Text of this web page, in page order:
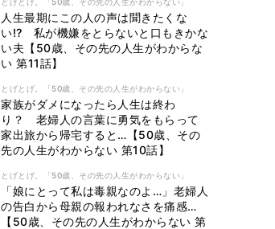
人生最期にこの人の声は聞きたくな
い⁉ 私が機嫌をとらないと口もきかな
い夫【50歳、その先の人生がわからな
い 第11話】
とげとげ。「50歳、その先の人生がわからない」
家族がダメになったら人生は終わ
り？ 老婦人の言葉に勇気をもらって
家出旅から帰宅すると…【50歳、その
先の人生がわからない 第10話】
とげとげ。「50歳、その先の人生がわからない」
「娘にとって私は毒親なのよ…」老婦人
の告白から母親の報われなさを痛感…
【50歳、その先の人生がわからない 第